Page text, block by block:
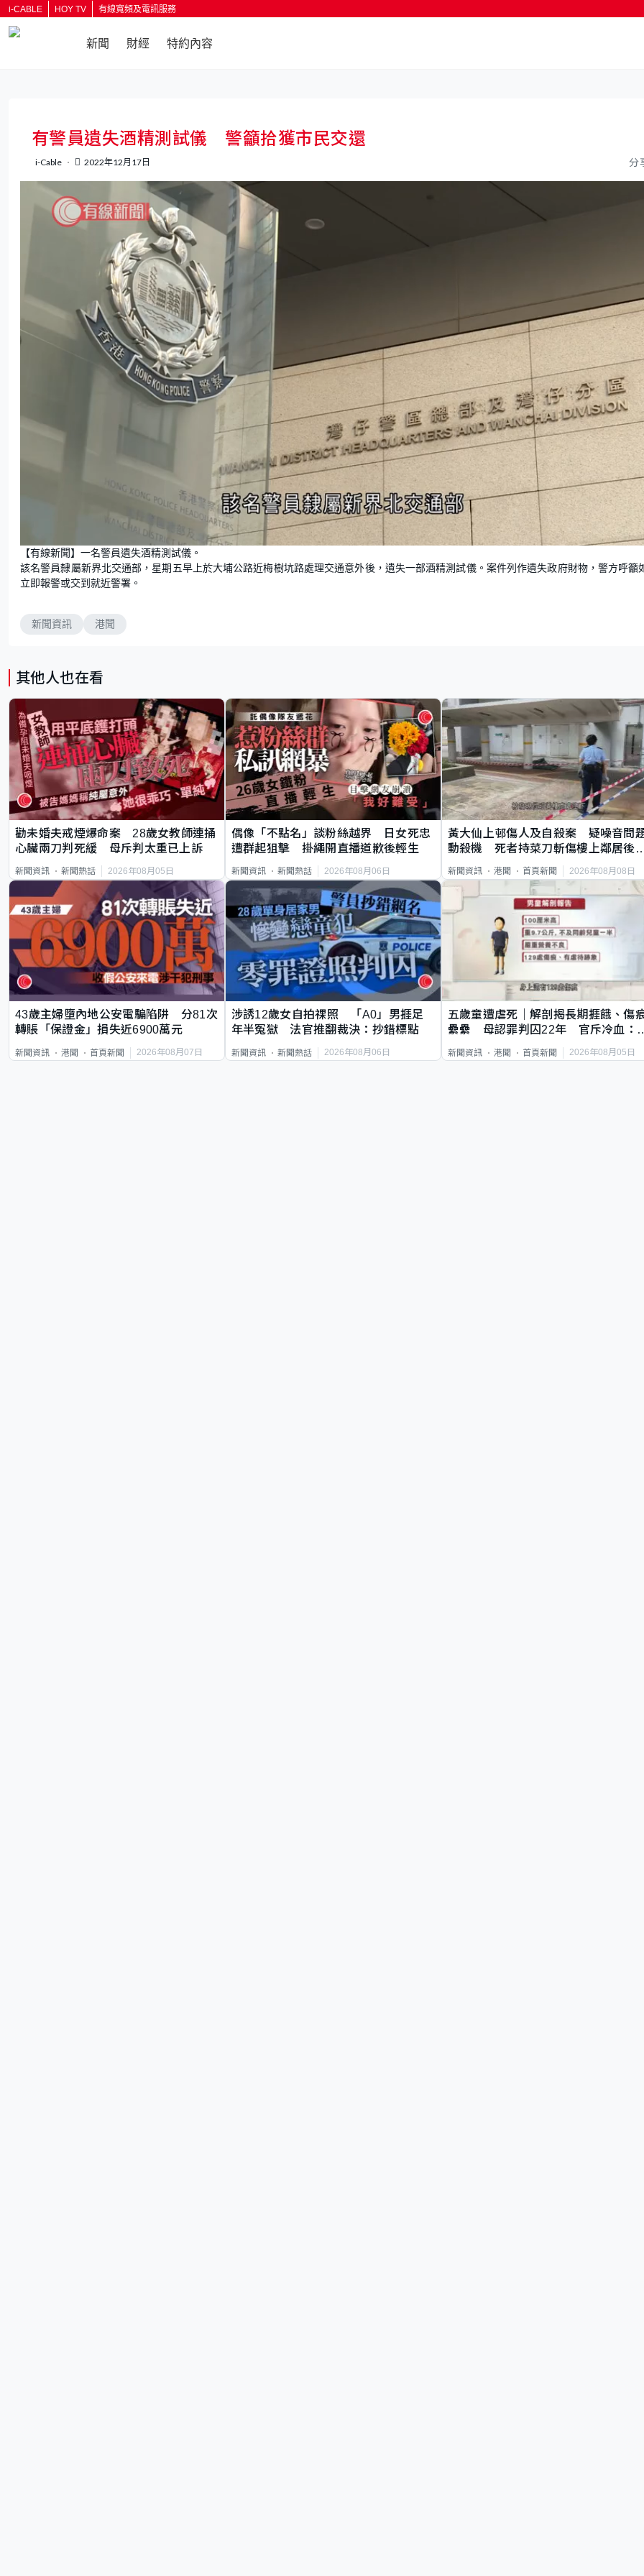
i-CABLE HOY TV 有線寬頻及電訊服務
新聞 財經 特約內容
有警員遺失酒精測試儀 警籲拾獲市民交還
i-Cable 2022年12月17日 分
n
m
u
t
e
o
e
d
【有線新聞】一名警員遺失酒精測試儀。
該名警員隸屬新界北交通部，星期五早上於大埔公路近梅樹坑路處理交通意外後，遺失一部酒精測試儀。案件列作遺失政府財物，警方呼籲
立即報警或交到就近警署。
新聞資訊 港聞
其他人也在看
勸未婚夫戒煙爆命案 28歲女教師連捅
心臟兩刀判死緩 母斥判太重已上訴
新聞資訊 新聞熱話 2026年08月05日
偶像「不點名」談粉絲越界 日女死忠
遭群起狙擊 掛繩開直播道歉後輕生
新聞資訊 新聞熱話 2026年08月06日
黃大仙上邨傷人及自殺案 疑噪音問
動殺機 死者持菜刀斬傷樓上鄰居後
新聞資訊 港聞 首頁新聞 2026年08月08日
43歲主婦墮內地公安電騙陷阱 分81次
轉賬「保證金」損失近6900萬元
新聞資訊 港聞 首頁新聞 2026年08月07日
涉誘12歲女自拍祼照 「A0」男捱足
年半冤獄 法官推翻裁決：抄錯標點
新聞資訊 新聞熱話 2026年08月06日
五歲童遭虐死｜解剖揭長期捱餓、傷
纍纍 母認罪判囚22年 官斥冷血：
新聞資訊 港聞 首頁新聞 2026年08月05日